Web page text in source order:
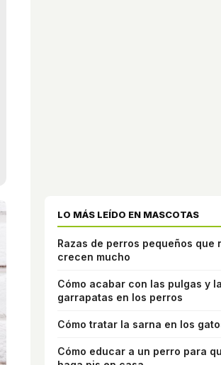
LO MÁS LEÍDO EN MASCOTAS
Razas de perros pequeños que
crecen mucho
Cómo acabar con las pulgas y
garrapatas en los perros
Cómo tratar la sarna en los
Cómo educar a un perro para